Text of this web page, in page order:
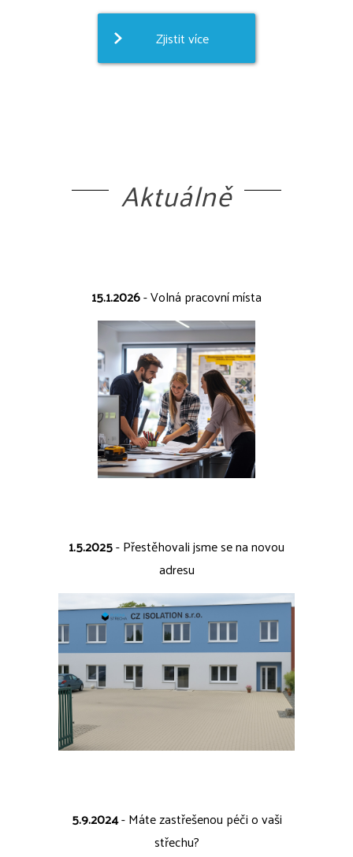
Zjistit více
Aktuálně
15.1.2026- Volná pracovní místa
1.5.2025- Přestěhovali jsme se na novou
adresu
5.9.2024- Máte zastřešenou péči o vaši
střechu?